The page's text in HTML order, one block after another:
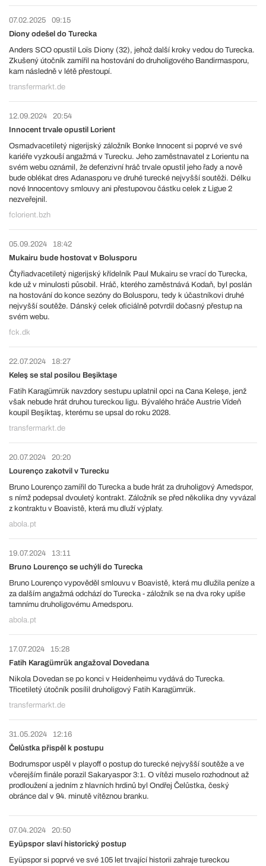
07.02.2025
09:15
Diony odešel do Turecka
Anders SCO opustil Loïs Diony (32), jehož další kroky vedou do Turecka.
Zkušený útočník zamířil na hostování do druholigového Bandirmasporu,
kam následně v létě přestoupí.
transfermarkt.de
12.09.2024
20:54
Innocent trvale opustil Lorient
Osmadvacetiletý nigerijský záložník Bonke Innocent si poprvé ve své
kariéře vyzkouší angažmá v Turecku. Jeho zaměstnavatel z Lorientu na
svém webu oznámil, že defenzivní hráč trvale opustil jeho řady a nově
bude oblékat dres Adanasporu ve druhé turecké nejvyšší soutěži. Délku
nové Innocentovy smlouvy ani přestupovou částku celek z Ligue 2
nezveřejnil.
fclorient.bzh
05.09.2024
18:42
Mukairu bude hostovat v Bolusporu
Čtyřiadvacetiletý nigerijský křídelník Paul Mukairu se vrací do Turecka,
kde už v minulosti působil. Hráč, kterého zaměstnává Kodaň, byl poslán
na hostování do konce sezóny do Bolusporu, tedy k účastníkovi druhé
nejvyšší soutěže. Dánský celek oficiálně potvrdil dočasný přestup na
svém webu.
fck.dk
22.07.2024
18:27
Keleş se stal posilou Beşiktaşe
Fatih Karagümrük navzdory sestupu uplatnil opci na Cana Keleşe, jenž
však nebude hrát druhou tureckou ligu. Bývalého hráče Austrie Vídeň
koupil Beşiktaş, kterému se upsal do roku 2028.
transfermarkt.de
20.07.2024
20:20
Lourenço zakotvil v Turecku
Bruno Lourenço zamířil do Turecka a bude hrát za druholigový Amedspor,
s nímž podepsal dvouletý kontrakt. Záložník se před několika dny vyvázal
z kontraktu v Boavistě, která mu dluží výplaty.
abola.pt
19.07.2024
13:11
Bruno Lourenço se uchýlí do Turecka
Bruno Lourenço vypověděl smlouvu v Boavistě, která mu dlužila peníze a
za dalším angažmá odchází do Turecka - záložník se na dva roky upíše
tamnímu druholigovému Amedsporu.
abola.pt
17.07.2024
15:28
Fatih Karagümrük angažoval Dovedana
Nikola Dovedan se po konci v Heidenheimu vydává do Turecka.
Třicetiletý útočník posílil druholigový Fatih Karagümrük.
transfermarkt.de
31.05.2024
12:16
Čelůstka přispěl k postupu
Bodrumspor uspěl v playoff o postup do turecké nejvyšší soutěže a ve
včerejším finále porazil Sakaryaspor 3:1. O vítězi muselo rozhodnout až
prodloužení a jedním z hlavních hrdinů byl Ondřej Čelůstka, český
obránce dal v 94. minutě vítěznou branku.
07.04.2024
20:50
Eyüpspor slaví historický postup
Eyüpspor si poprvé ve své 105 let trvající historii zahraje tureckou